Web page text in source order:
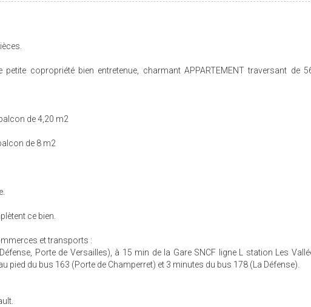
copropriété bien entretenue, charmant APPARTEMENT traversant de
de 4,20 m2
de 8 m2
ce bien.
et transports :
Porte de Versailles), à 15 min de la Gare SNCF ligne L station Les
pied du bus 163 (Porte de Champerret) et 3 minutes du bus 178 (La Défense).